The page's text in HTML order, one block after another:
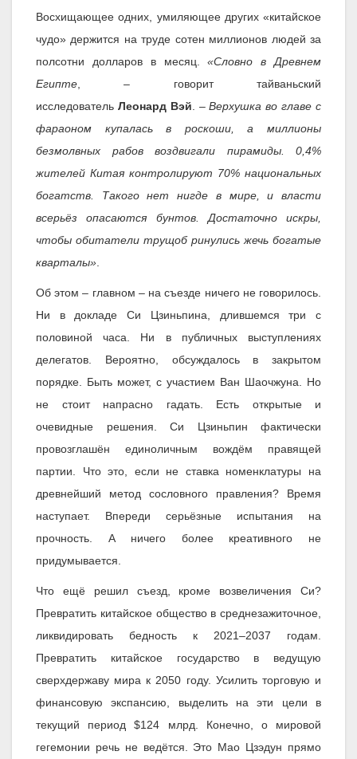
Восхищающее одних, умиляющее других «китайское
чудо» держится на труде сотен миллионов людей за
полсотни долларов в месяц.«Словно в Древнем
Египте , – говорит тайваньский
исследователь Леонард Вэй . –Верхушка во главе с
фараоном купалась в роскоши, а миллионы
безмолвных рабов воздвигали пирамиды. 0,4%
жителей Китая контролируют 70% национальных
богатств. Такого нет нигде в мире, и власти
всерьёз опасаются бунтов. Достаточно искры,
чтобы обитатели трущоб ринулись жечь богатые
кварталы»
Об этом – главном – на съезде ничего не говорилось.
Ни в докладе Си Цзиньпина, длившемся три с
половиной часа. Ни в публичных выступлениях
делегатов. Вероятно, обсуждалось в закрытом
порядке. Быть может, с участием Ван Шаочжуна. Но
не стоит напрасно гадать. Есть открытые и
очевидные решения. Си Цзиньпин фактически
провозглашён единоличным вождём правящей
партии. Что это, если не ставка номенклатуры на
древнейший метод сословного правления? Время
наступает. Впереди серьёзные испытания на
прочность. А ничего более креативного не
придумывается.
Что ещё решил съезд, кроме возвеличения Си?
Превратить китайское общество в среднезажиточное,
ликвидировать бедность к 2021–2037 годам.
Превратить китайское государство в ведущую
сверхдержаву мира к 2050 году. Усилить торговую и
финансовую экспансию, выделить на эти цели в
текущий период $124 млрд. Конечно, о мировой
гегемонии речь не ведётся. Это Мао Цзэдун прямо